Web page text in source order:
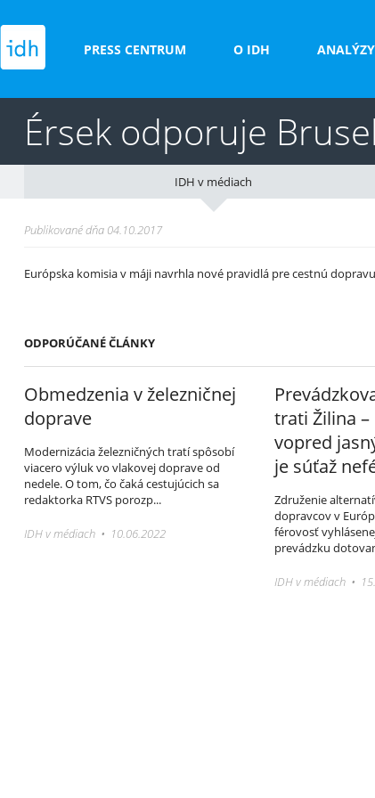
PRESS CENTRUM O IDH ANALÝZY
Érsek odporuje
IDH v médiach
Publikované dňa 04.10.2017
Európska komisia v máji navrhla nové pravidlá pre cestnú
ODPORÚČANÉ ČLÁNKY
Obmedzenia v železničnej
doprave
Modernizácia železničných tratí spôsobí
viacero výluk vo vlakovej doprave od
nedele. O tom, čo čaká cestujúcich sa
redaktorka RTVS porozp...
IDH v médiach • 10.06.2022
trati Žilina –
vopred
je súťaž
Združenie
dopravcov v
férovosť
prevádzku
IDH v médiach •